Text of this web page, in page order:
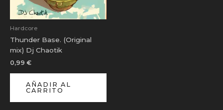
Hardcore
Thunder Base. (Original
mix) Dj Chaotik
0,99 €
AÑADIR AL
CARRITO